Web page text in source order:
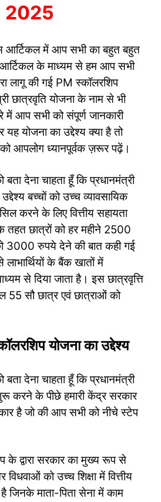
2025
आर्टिकल में आप सभी का बहुत बहुत
के माध्यम से हम आप सभी
लागू की गई PM स्कॉलरशिप
छात्रवृति योजना के नाम से भी
में आप सभी को संपूर्ण जानकारी
योजना का उद्देश्य क्या है तो
आपलोग ध्यानपूर्वक ज़रूर पढ़ें।
देना चाहता हूँ कि प्रधानमंत्री
बच्चों को उच्च व्यावसायिक
करने के लिए वित्तीय सहायता
तहत छात्रों को हर महीने 2500
3000 रुपये देने की बात कही गई
के बैंक खातों में
से दिया जाता है। इस छात्रवृत्ति
55 सौ छात्र एवं छात्राओं को
योजना का उद्देश्य
देना चाहता हूँ कि प्रधानमंत्री
करने के पीछे हमारी केंद्र सरकार
है जो की आप सभी को नीचे स्टेप
के द्वारा सरकार का मुख्य रूप से
को उच्च शिक्षा में वित्तीय
जिनके माता-पिता सेना में काम